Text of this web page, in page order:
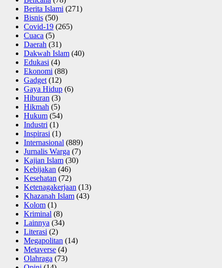
Berita Islami (271)
Bisnis (50)
Covid-19 (265)
Cuaca (5)
Daerah (31)
Dakwah Islam (40)
Edukasi (4)
Ekonomi (88)
Gadget (12)
Gaya Hidup (6)
Hiburan (3)
Hikmah (5)
Hukum (54)
Industri (1)
Inspirasi (1)
Internasional (889)
Jurnalis Warga (7)
Kajian Islam (30)
Kebijakan (46)
Kesehatan (72)
Ketenagakerjaan (13)
Khazanah Islam (43)
Kolom (1)
Kriminal (8)
Lainnya (34)
Literasi (2)
Megapolitan (14)
Metaverse (4)
Olahraga (73)